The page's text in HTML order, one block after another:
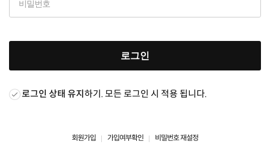
로그인
로그인 상태 유지하기. 모든 로그인 시 적용 됩니다.
회원가입 가입여부확인 비밀번호 재설정